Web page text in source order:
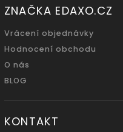
ZNAČKA EDAXO.CZ
Vrácení objednávky
Hodnocení obchodu
O nás
BLOG
KONTAKT